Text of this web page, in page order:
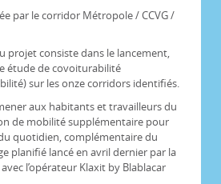
par le corridor Métropole / CCVG /
projet consiste dans le lancement,
étude de covoiturabilité
sur les onze corridors identifiés.
aux habitants et travailleurs du
de mobilité supplémentaire pour
quotidien, complémentaire du
planifié lancé en avril dernier par la
l’opérateur Klaxit by Blablacar